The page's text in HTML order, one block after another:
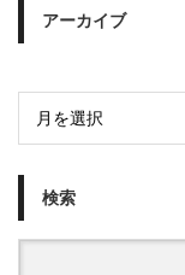
アーカイブ
検索